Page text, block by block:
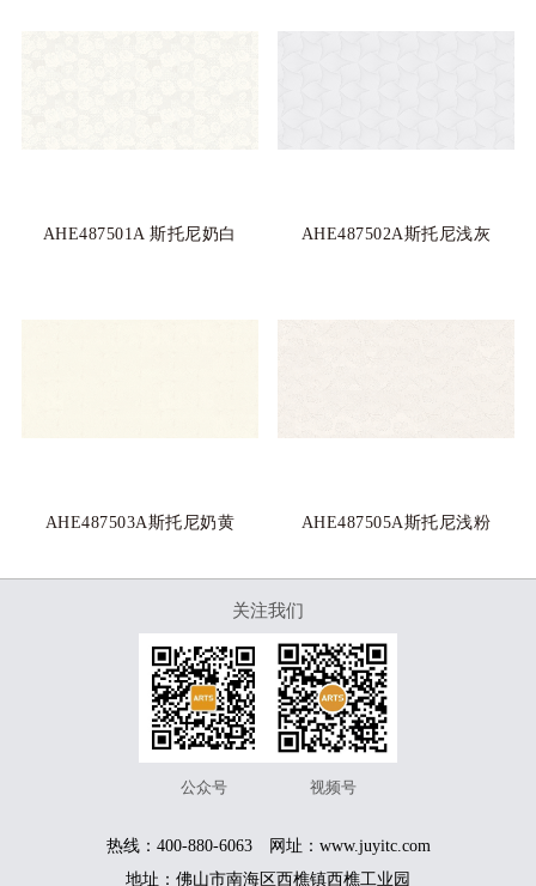
AHE487501A 斯托尼奶白 AHE487502A斯托尼浅灰
AHE487503A斯托尼奶黄 AHE487505A斯托尼浅粉
版权所有© 佛山市源东陶瓷有限公司 备案号：
技术支持：一七八广告
400-880-6063
关注我们
公众号 视频号
热线：400-880-6063 网址：www.juyitc.com
地址：佛山市南海区西樵镇西樵工业园